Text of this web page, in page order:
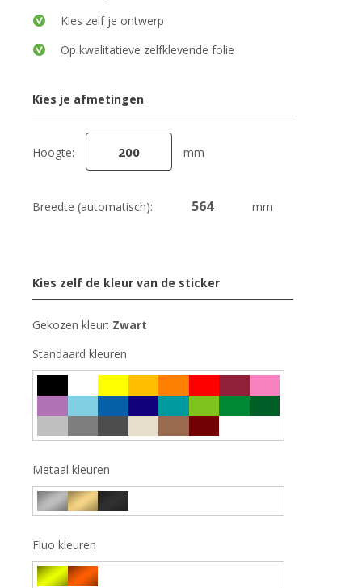
Kies zelf je ontwerp
Op kwalitatieve zelfklevende folie
Kies je afmetingen
Hoogte: mm
Breedte (automatisch): mm
Kies zelf de kleur van de sticker
Gekozen kleur: Zwart
Standaard kleuren
Metaal kleuren
Fluo kleuren